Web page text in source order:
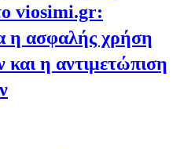
viosimi.gr:
η ασφαλής χρήση
η αντιμετώπιση